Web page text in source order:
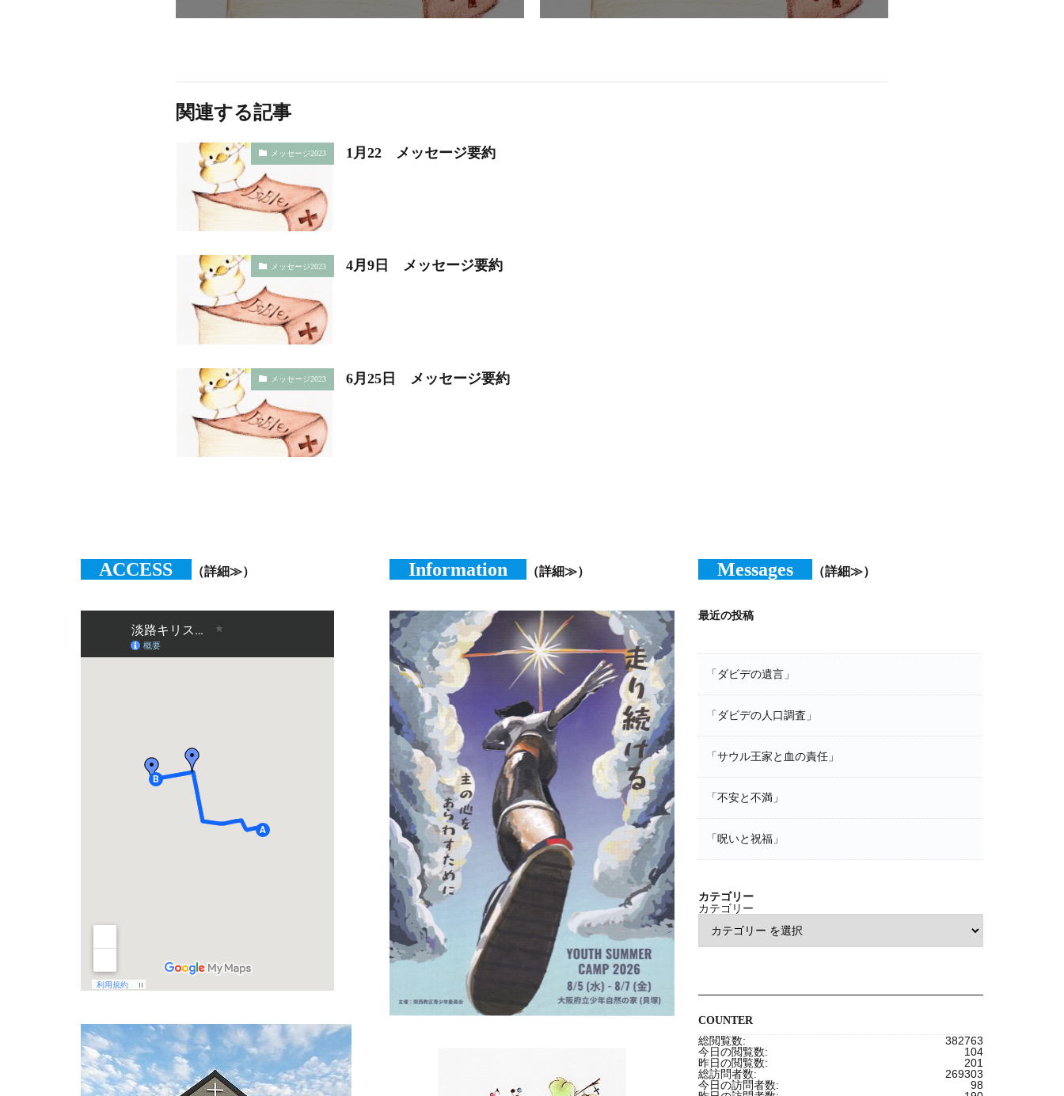
関連する記事
メッセージ2023 1月22 メッセージ要約
メッセージ2023 4月9日 メッセージ要約
メッセージ2023 6月25日 メッセージ要約
ACCESS （詳細≫） Information （詳細≫） Messages （詳細≫）
最近の投稿
「ダビデの遺言」
「ダビデの人口調査」
「サウル王家と血の責任」
「不安と不満」
「呪いと祝福」
カテゴリー
カテゴリー
COUNTER
382763
総閲覧数:
104
今日の閲覧数:
201
昨日の閲覧数:
269303
総訪問者数:
98
今日の訪問者数: